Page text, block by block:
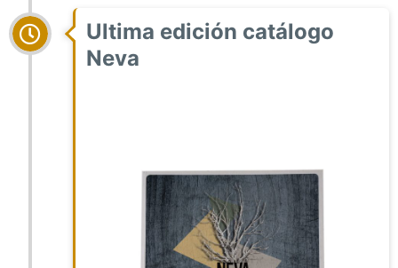
Ultima edición catálogo
Neva